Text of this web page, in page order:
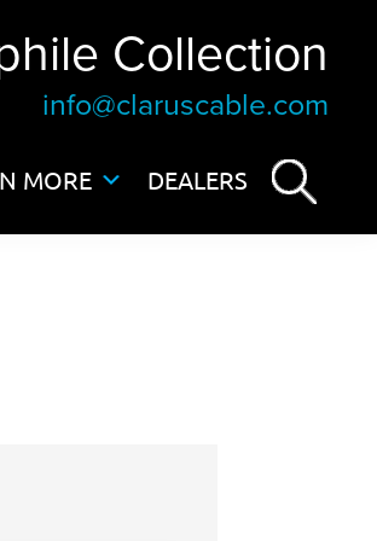
Collection
info@claruscable.com
MORE DEALERS